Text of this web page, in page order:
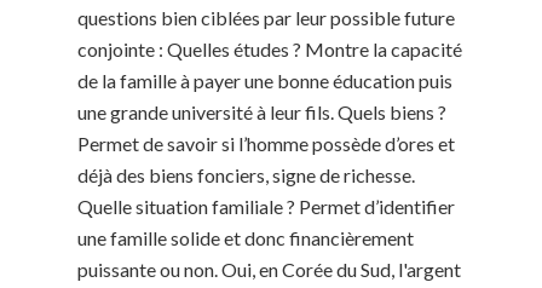
questions bien ciblées par leur possible future
conjointe : Quelles études ? Montre la capacité
de la famille à payer une bonne éducation puis
une grande université à leur fils. Quels biens ?
Permet de savoir si l’homme possède d’ores et
déjà des biens fonciers, signe de richesse.
Quelle situation familiale ? Permet d’identifier
une famille solide et donc financièrement
puissante ou non. Oui, en Corée du Sud, l'argent